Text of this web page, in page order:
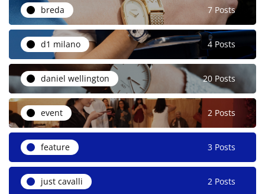
breda 7 Posts
d1 milano 4 Posts
daniel wellington 20 Posts
event 2 Posts
feature 3 Posts
just cavalli 2 Posts